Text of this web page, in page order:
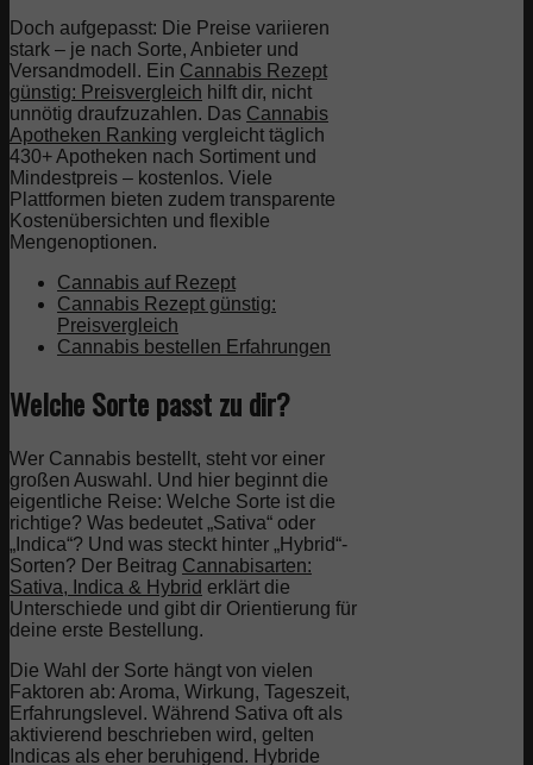
Doch aufgepasst: Die Preise variieren
stark – je nach Sorte, Anbieter und
Versandmodell. Ein Cannabis Rezept
günstig: Preisvergleich hilft dir, nicht
unnötig draufzuzahlen. Das Cannabis
Apotheken Ranking vergleicht täglich
430+ Apotheken nach Sortiment und
Mindestpreis – kostenlos. Viele
Plattformen bieten zudem transparente
Kostenübersichten und flexible
Mengenoptionen.
Cannabis auf Rezept
Cannabis Rezept günstig:
Preisvergleich
Cannabis bestellen Erfahrungen
Welche Sorte passt zu dir?
Wer Cannabis bestellt, steht vor einer
großen Auswahl. Und hier beginnt die
eigentliche Reise: Welche Sorte ist die
richtige? Was bedeutet „Sativa“ oder
„Indica“? Und was steckt hinter „Hybrid“-
Sorten? Der Beitrag Cannabisarten:
Sativa, Indica & Hybrid erklärt die
Unterschiede und gibt dir Orientierung für
deine erste Bestellung.
Die Wahl der Sorte hängt von vielen
Faktoren ab: Aroma, Wirkung, Tageszeit,
Erfahrungslevel. Während Sativa oft als
aktivierend beschrieben wird, gelten
Indicas als eher beruhigend. Hybride